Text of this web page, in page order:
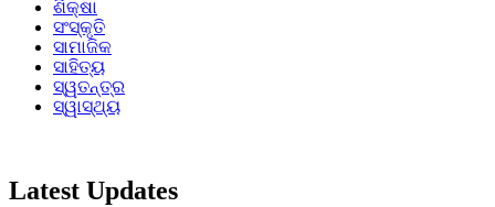
ଶିକ୍ଷା
ସଂସ୍କୃତି
ସାମାଜିକ
ସାହିତ୍ୟ
ସ୍ୱତନ୍ତ୍ର
ସ୍ୱାସ୍ଥ୍ୟ
Latest Updates